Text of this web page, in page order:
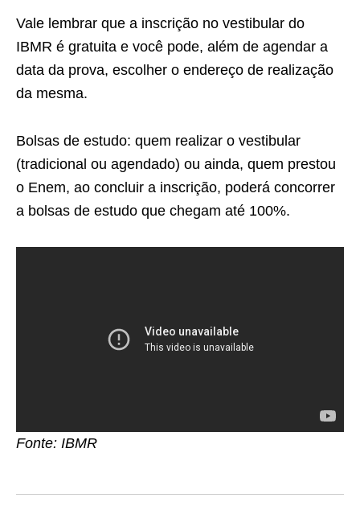
Vale lembrar que a inscrição no vestibular do
IBMR é gratuita e você pode, além de agendar a
data da prova, escolher o endereço de realização
da mesma.
Bolsas de estudo: quem realizar o vestibular
(tradicional ou agendado) ou ainda, quem prestou
o Enem, ao concluir a inscrição, poderá concorrer
a bolsas de estudo que chegam até 100%.
Fonte: IBMR